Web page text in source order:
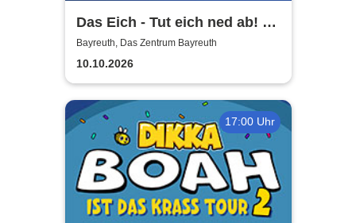
Das Eich - Tut eich ned ab! -
Stefan Eichner | Musik-
Kabarett, Komik und mehr
Bayreuth, Das Zentrum Bayreuth
10.10.2026
17:00 Uhr